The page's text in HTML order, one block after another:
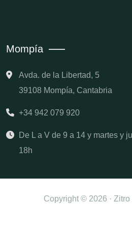
Mompía
Avda. de la Libertad, 5
39108 Mompía, Cantabria
+34 942 079 920
De L a V de 9 a 14 y martes y
18h
Copyright © 2026 ·